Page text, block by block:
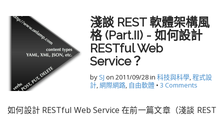
淺談 REST 軟體架構風
格 (Part.II) - 如何設計
RESTful Web
Service？
by SJ on 2011/09/28in 科技與科學,程式設
計,網際網路, 自由軟體 • 3 Comments
如何設計 RESTful Web Service 在前一篇文章（淺談 REST